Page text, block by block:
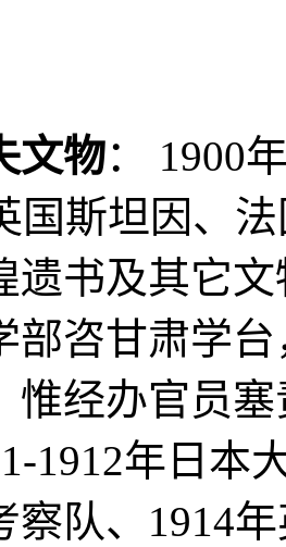
文物： 1900
国斯坦因、
遗书及其它
部咨甘肃学
惟经办官员
1912年日本
察队、1914